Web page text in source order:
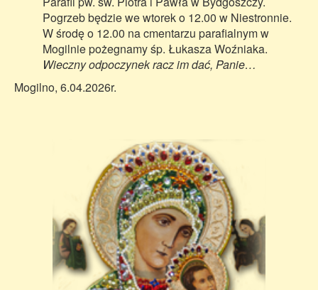
Pogrzeb będzie we wtorek o 12.00 w Niestronnie.
W środę o 12.00 na cmentarzu parafialnym w
Mogilnie pożegnamy śp. Łukasza Woźniaka.
Wieczny odpoczynek racz im dać, Panie…
Mogilno, 6.04.2026r.